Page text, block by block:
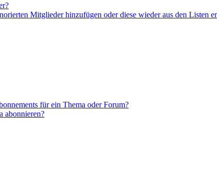
Mitglieder hinzufügen oder diese wieder aus den Listen
für ein Thema oder Forum?
abonnieren?